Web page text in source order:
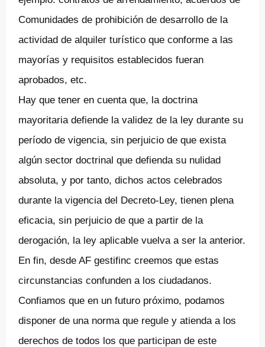
Comunidades de prohibición de desarrollo de la
actividad de alquiler turístico que conforme a las
mayorías y requisitos establecidos fueran
aprobados, etc.
Hay que tener en cuenta que, la doctrina
mayoritaria defiende la validez de la ley durante su
período de vigencia, sin perjuicio de que exista
algún sector doctrinal que defienda su nulidad
absoluta, y por tanto, dichos actos celebrados
durante la vigencia del Decreto-Ley, tienen plena
eficacia, sin perjuicio de que a partir de la
derogación, la ley aplicable vuelva a ser la anterior.
En fin, desde AF gestifinc creemos que estas
circunstancias confunden a los ciudadanos.
Confiamos que en un futuro próximo, podamos
disponer de una norma que regule y atienda a los
derechos de todos los que participan de este